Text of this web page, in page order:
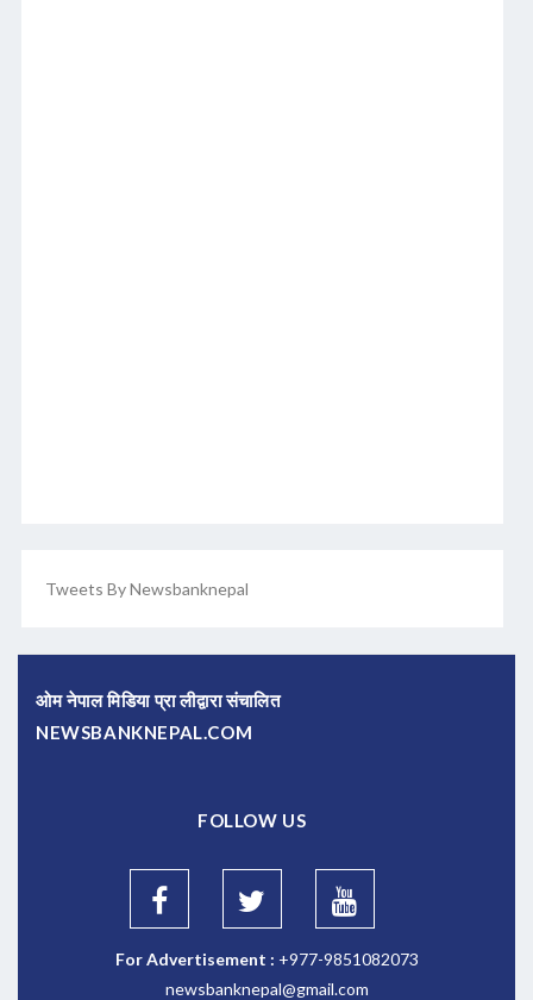
Tweets By Newsbanknepal
ओम नेपाल मिडिया प्रा लीद्वारा संचालित
NEWSBANKNEPAL.COM
FOLLOW US
For Advertisement : +977-9851082073
newsbanknepal@gmail.com